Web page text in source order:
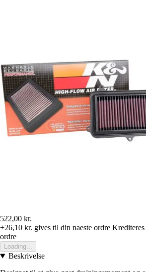
522,00 kr.
+26,10 kr. gives til din naeste ordre
ordre
Loading...
Beskrivelse